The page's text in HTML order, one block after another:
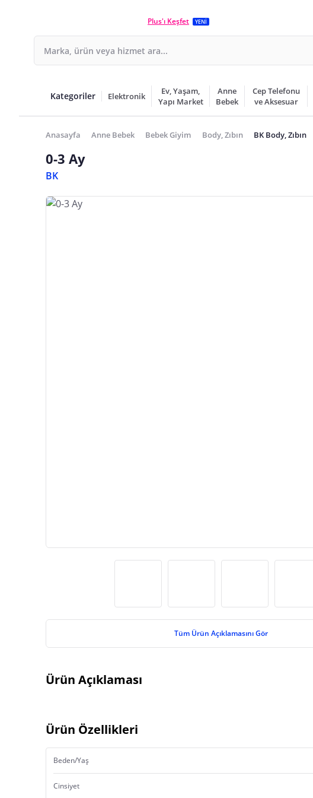
Plus'ı Keşfet YENİ
Kategoriler Elektronik
Ev, Yaşam,
Yapı Market
Anne
Bebek
Cep Telefonu
ve Aksesuar
Anasayfa Anne Bebek Bebek Giyim Body, Zıbın BK Body, Zıbın
0-3 Ay
BK
Tüm Ürün Açıklamasını Gör
Ürün Açıklaması
Ürün Özellikleri
Beden/Yaş
Cinsiyet